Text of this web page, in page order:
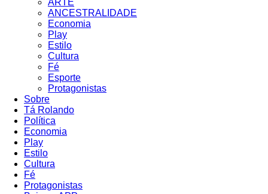
ANCESTRALIDADE
Economia
Play
Estilo
Cultura
Fé
Esporte
Protagonistas
Sobre
Tá Rolando
Política
Economia
Play
Estilo
Cultura
Fé
Protagonistas